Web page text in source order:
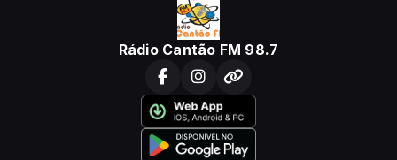
Rádio Cantão FM 98.7